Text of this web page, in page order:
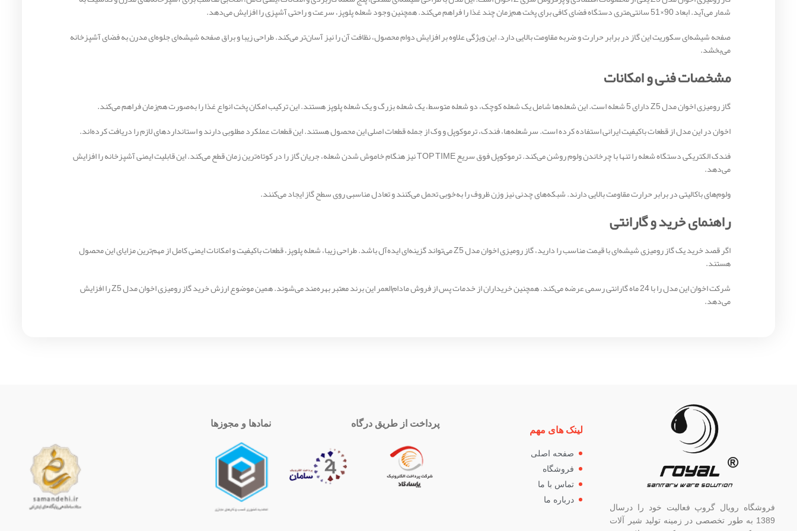
شمار می‌آید. ابعاد 90×51 سانتی‌متری دستگاه فضای کافی برای پخت هم‌زمان چند غذا را فراهم می‌کند. همچنین وجود شعله پلوپز، سرعت و راحتی آشپزی را افزایش می‌دهد.
صفحه شیشه‌ای سکوریت این گاز در برابر حرارت و ضربه مقاومت بالایی دارد. این ویژگی علاوه بر افزایش دوام محصول، نظافت آن را نیز آسان‌تر می‌کند. طراحی زیبا و براق صفحه شیشه‌ای جلوه‌ای مدرن به فضای آشپزخانه
می‌بخشد.
مشخصات فنی و امکانات
گاز رومیزی اخوان مدل Z5 دارای 5 شعله است. این شعله‌ها شامل یک شعله کوچک، دو شعله متوسط، یک شعله بزرگ و یک شعله پلوپز هستند. این ترکیب امکان پخت انواع غذا را به‌صورت هم‌زمان فراهم می‌کند.
اخوان در این مدل از قطعات باکیفیت ایرانی استفاده کرده است. سرشعله‌ها، فندک، ترموکوپل و وک از جمله قطعات اصلی این محصول هستند. این قطعات عملکرد مطلوبی دارند و استانداردهای لازم را دریافت کرده‌اند.
فندک الکتریکی دستگاه شعله را تنها با چرخاندن ولوم روشن می‌کند. ترموکوپل فوق سریع TOP TIME نیز هنگام خاموش شدن شعله، جریان گاز را در کوتاه‌ترین زمان قطع می‌کند. این قابلیت ایمنی آشپزخانه را افزایش
می‌دهد.
ولوم‌های باکالیتی در برابر حرارت مقاومت بالایی دارند. شبکه‌های چدنی نیز وزن ظروف را به‌خوبی تحمل می‌کنند و تعادل مناسبی روی سطح گاز ایجاد می‌کنند.
راهنمای خرید و گارانتی
اگر قصد خرید یک گاز رومیزی شیشه‌ای با قیمت مناسب را دارید، گاز رومیزی اخوان مدل Z5 می‌تواند گزینه‌ای ایده‌آل باشد. طراحی زیبا، شعله پلوپز، قطعات باکیفیت و امکانات ایمنی کامل از مهم‌ترین مزایای این محصول
هستند.
شرکت اخوان این مدل را با 24 ماه گارانتی رسمی عرضه می‌کند. همچنین خریداران از خدمات پس از فروش مادام‌العمر این برند معتبر بهره‌مند می‌شوند. همین موضوع ارزش خرید گاز رومیزی اخوان مدل Z5 را افزایش
می‌دهد.
فروشگاه رویال گروپ فعالیت خود را درسال
1389 به طور تخصصی در زمینه تولید شیر آلات
لینک های مهم
صفحه اصلی
فروشگاه
تماس با ما
درباره ما
پرداخت از طریق درگاه نمادها و مجوزها